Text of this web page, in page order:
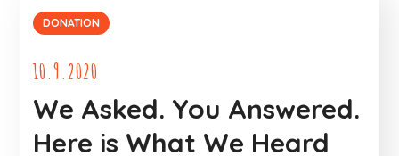
DONATION
10.9.2020
We Asked. You Answered.
Here is What We Heard